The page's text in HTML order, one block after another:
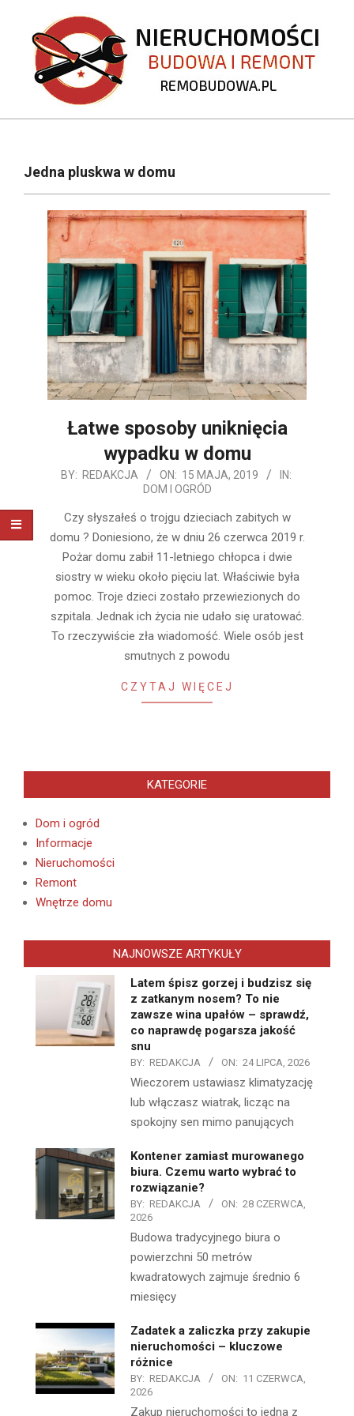
content
REMOBUDOWA.PL
NavigationJedna pluskwa w domu
Łatwe sposoby uniknięcia
wypadku w domu
2019-
BY: REDAKCJA ON: 15 MAJA, 2019
IN:
DOM I OGRÓD
Czy słyszałeś o trojgu dzieciach zabitych w
domu ? Doniesiono, że w dniu 26 czerwca 2019 r.
Pożar domu zabił 11-letniego chłopca i dwie
siostry w wieku około pięciu lat. Właściwie była
pomoc. Troje dzieci zostało przewiezionych do
szpitala. Jednak ich życia nie udało się uratować.
To rzeczywiście zła wiadomość. Wiele osób jest
smutnych z powodu
CZYTAJ WIĘCEJ
KATEGORIE
Dom i ogród
Informacje
Nieruchomości
Remont
Wnętrze domu
NAJNOWSZE ARTYKUŁY
Latem śpisz gorzej i budzisz się
z zatkanym nosem? To nie
zawsze wina upałów – sprawdź,
co naprawdę pogarsza jakość
snu
BY: REDAKCJA ON: 24 LIPCA, 2026
Wieczorem ustawiasz klimatyzację
lub włączasz wiatrak, licząc na
spokojny sen mimo panujących
Kontener zamiast murowanego
biura. Czemu warto wybrać to
rozwiązanie?
BY: REDAKCJA ON: 28 CZERWCA,
2026
Budowa tradycyjnego biura o
powierzchni 50 metrów
kwadratowych zajmuje średnio 6
miesięcy
Zadatek a zaliczka przy zakupie
nieruchomości – kluczowe
różnice
BY: REDAKCJA ON: 11 CZERWCA,
2026
Zakup nieruchomości to jedna z